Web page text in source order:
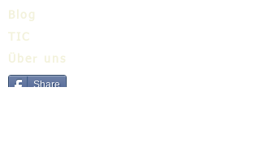
Blog
TIC
Über uns
Share